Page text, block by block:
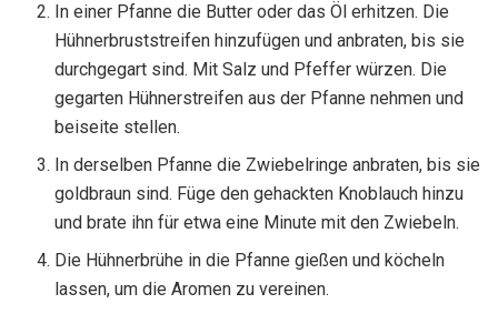
In einer Pfanne die Butter oder das Öl erhitzen. Die
Hühnerbruststreifen hinzufügen und anbraten, bis sie
durchgegart sind. Mit Salz und Pfeffer würzen. Die
gegarten Hühnerstreifen aus der Pfanne nehmen und
beiseite stellen.
In derselben Pfanne die Zwiebelringe anbraten, bis sie
goldbraun sind. Füge den gehackten Knoblauch hinzu
und brate ihn für etwa eine Minute mit den Zwiebeln.
Die Hühnerbrühe in die Pfanne gießen und köcheln
lassen, um die Aromen zu vereinen.